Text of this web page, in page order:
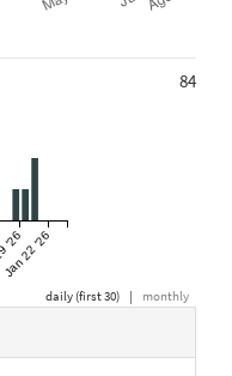
84
'26
Jan 22 '26
daily (first 30) | monthly